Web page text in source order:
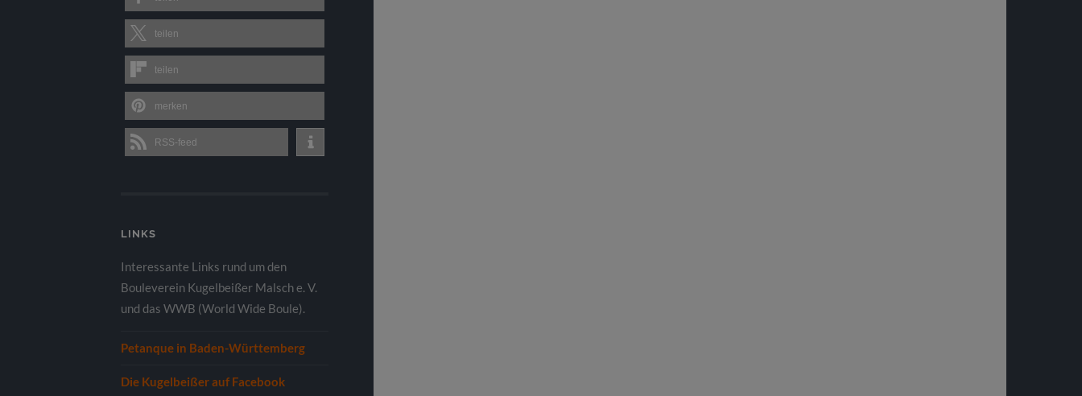
teilen
teilen
merken
RSS-feed
LINKS
Interessante Links rund um den
Bouleverein Kugelbeißer Malsch e. V.
und das WWB (World Wide Boule).
Petanque in Baden-Württemberg
Die Kugelbeißer auf Facebook